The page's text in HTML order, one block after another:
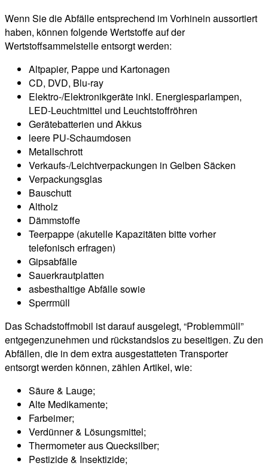
Wenn Sie die Abfälle entsprechend im Vorhinein aussortiert
haben, können folgende Wertstoffe auf der
Wertstoffsammelstelle entsorgt werden:
Altpapier, Pappe und Kartonagen
CD, DVD, Blu-ray
Elektro-/Elektronikgeräte inkl. Energiesparlampen,
LED-Leuchtmittel und Leuchtstoffröhren
Gerätebatterien und Akkus
leere PU-Schaumdosen
Metallschrott
Verkaufs-/Leichtverpackungen in Gelben Säcken
Verpackungsglas
Bauschutt
Altholz
Dämmstoffe
Teerpappe (akutelle Kapazitäten bitte vorher
telefonisch erfragen)
Gipsabfälle
Sauerkrautplatten
asbesthaltige Abfälle sowie
Sperrmüll
Das Schadstoffmobil ist darauf ausgelegt, “Problemmüll”
entgegenzunehmen und rückstandslos zu beseitigen. Zu den
Abfällen, die in dem extra ausgestatteten Transporter
entsorgt werden können, zählen Artikel, wie:
Säure & Lauge;
Alte Medikamente;
Farbeimer;
Verdünner & Lösungsmittel;
Thermometer aus Quecksilber;
Pestizide & Insektizide;